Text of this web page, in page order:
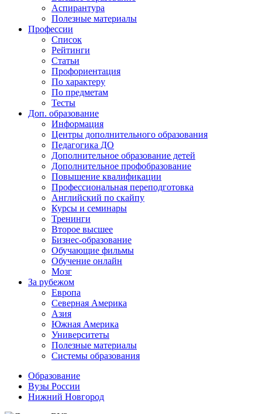
Аспирантура
Полезные материалы
Профессии
Список
Рейтинги
Статьи
Профориентация
По характеру
По предметам
Тесты
Доп. образование
Информация
Центры дополнительного образования
Педагогика ДО
Дополнительное образование детей
Дополнительное профобразование
Повышение квалификации
Профессиональная переподготовка
Английский по скайпу
Курсы и семинары
Тренинги
Второе высшее
Бизнес-образование
Обучающие фильмы
Обучение онлайн
Мозг
За рубежом
Европа
Северная Америка
Азия
Южная Америка
Университеты
Полезные материалы
Системы образования
Образование
Вузы России
Нижний Новгород